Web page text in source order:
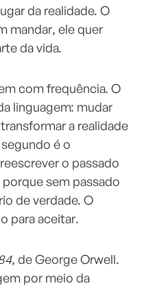
da realidade. O
mandar, ele quer
da vida.
com frequência. O
linguagem: mudar
a realidade
é o
o passado
sem passado
de verdade. O
para aceitar.
, de George Orwell.
por meio da